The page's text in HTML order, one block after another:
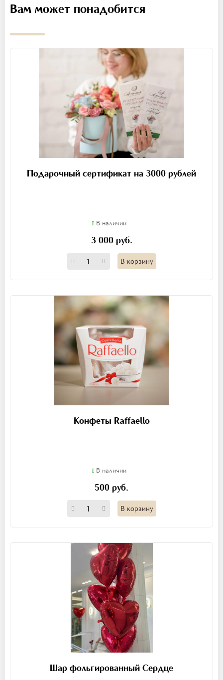
Вам может понадобится
Подарочный сертификат на 3000 рублей
В наличии
3 000 руб.
В корзину
Конфеты Raffaello
В наличии
500 руб.
В корзину
Шар фольгированный Сердце